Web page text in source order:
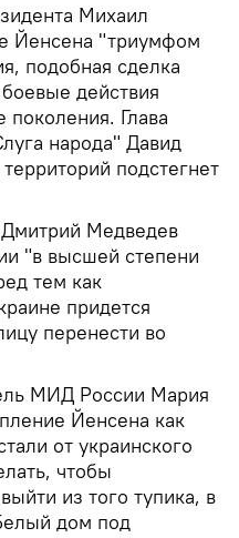
Михаил
Йенсена "триумфом
подобная сделка
действия
Глава
народа" Давид
подстегнет
Медведев
"в высшей степени
тем как
придется
перенести во
МИД России Мария
Йенсена как
от украинского
чтобы
из того тупика, в
дом под